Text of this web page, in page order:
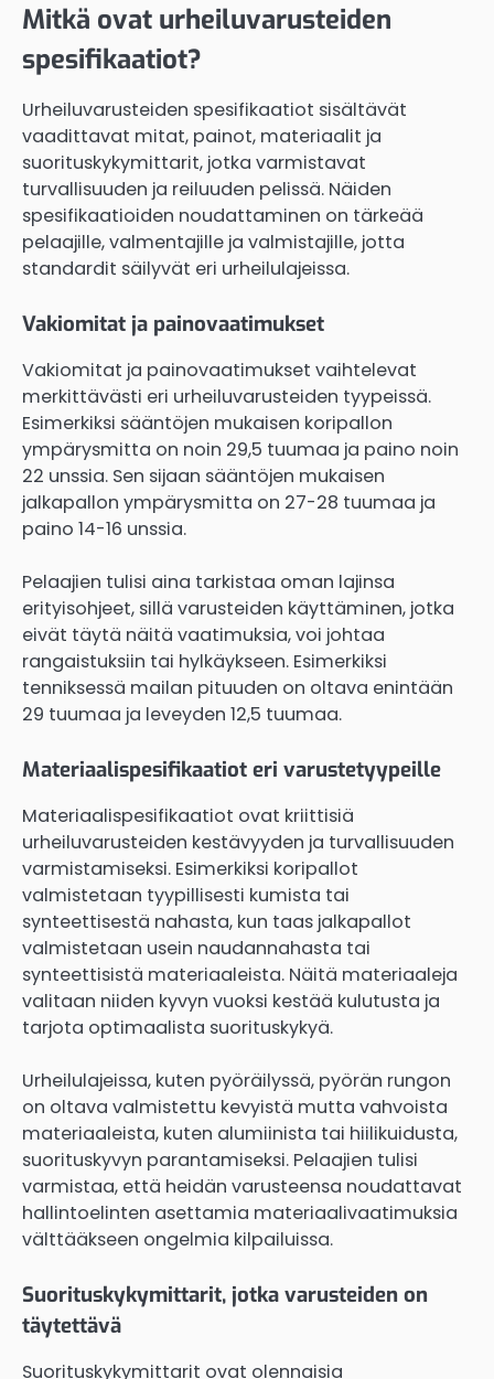
Mitkä ovat urheiluvarusteiden
spesifikaatiot?
Urheiluvarusteiden spesifikaatiot sisältävät
vaadittavat mitat, painot, materiaalit ja
suorituskykymittarit, jotka varmistavat
turvallisuuden ja reiluuden pelissä. Näiden
spesifikaatioiden noudattaminen on tärkeää
pelaajille, valmentajille ja valmistajille, jotta
standardit säilyvät eri urheilulajeissa.
Vakiomitat ja painovaatimukset
Vakiomitat ja painovaatimukset vaihtelevat
merkittävästi eri urheiluvarusteiden tyypeissä.
Esimerkiksi sääntöjen mukaisen koripallon
ympärysmitta on noin 29,5 tuumaa ja paino noin
22 unssia. Sen sijaan sääntöjen mukaisen
jalkapallon ympärysmitta on 27-28 tuumaa ja
paino 14-16 unssia.
Pelaajien tulisi aina tarkistaa oman lajinsa
erityisohjeet, sillä varusteiden käyttäminen, jotka
eivät täytä näitä vaatimuksia, voi johtaa
rangaistuksiin tai hylkäykseen. Esimerkiksi
tenniksessä mailan pituuden on oltava enintään
29 tuumaa ja leveyden 12,5 tuumaa.
Materiaalispesifikaatiot eri varustetyypeille
Materiaalispesifikaatiot ovat kriittisiä
urheiluvarusteiden kestävyyden ja turvallisuuden
varmistamiseksi. Esimerkiksi koripallot
valmistetaan tyypillisesti kumista tai
synteettisestä nahasta, kun taas jalkapallot
valmistetaan usein naudannahasta tai
synteettisistä materiaaleista. Näitä materiaaleja
valitaan niiden kyvyn vuoksi kestää kulutusta ja
tarjota optimaalista suorituskykyä.
Urheilulajeissa, kuten pyöräilyssä, pyörän rungon
on oltava valmistettu kevyistä mutta vahvoista
materiaaleista, kuten alumiinista tai hiilikuidusta,
suorituskyvyn parantamiseksi. Pelaajien tulisi
varmistaa, että heidän varusteensa noudattavat
hallintoelinten asettamia materiaalivaatimuksia
välttääkseen ongelmia kilpailuissa.
Suorituskykymittarit, jotka varusteiden on
täytettävä
Suorituskykymittarit ovat olennaisia